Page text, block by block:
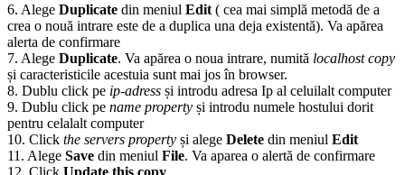
6. Alege Duplicate din meniul Edit ( cea mai simplă metodă de a
crea o nouă intrare este de a duplica una deja existentă). Va apărea
alerta de confirmare
7. Alege Duplicate. Va apărea o noua intrare, numită localhost copy
și caracteristicile acestuia sunt mai jos în browser.
8. Dublu click pe ip-adress și introdu adresa Ip al celuilalt computer
9. Dublu click pe name property și introdu numele hostului dorit
pentru celalalt computer
10. Click the servers property și alege Delete din meniul Edit
11. Alege Save din meniul File. Va aparea o alertă de confirmare
12. Click Update this copy